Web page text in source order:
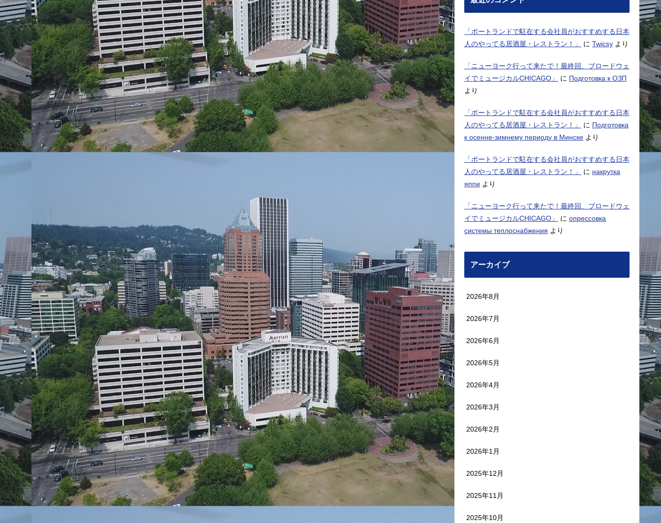
「ポートランドで駐在する会社員がおすすめする日本
人のやってる居酒屋・レストラン！」
に Twicsy より
「ニューヨーク行って来たで！最終回、ブロードウェ
イでミュージカルCHICAGO」
に Подготовка к ОЗП
より
「ポートランドで駐在する会社員がおすすめする日本
人のやってる居酒屋・レストラン！」
に Подготовка
к осенне-зимнему периоду в Минске より
「ポートランドで駐在する会社員がおすすめする日本
人のやってる居酒屋・レストラン！」
に накрутка
яппи より
「ニューヨーク行って来たで！最終回、ブロードウェ
イでミュージカルCHICAGO」
に опрессовка
системы теплоснабжения より
アーカイブ
2026年8月
2026年7月
2026年6月
2026年5月
2026年4月
2026年3月
2026年2月
2026年1月
2025年12月
2025年11月
2025年10月